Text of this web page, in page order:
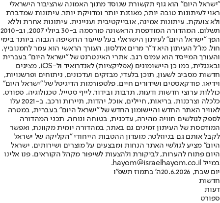
"ישראל היום" הוא גוף תקשורת שנוסד מתוך האמונה שהציבור הישראלי
ראוי לעיתונות טובה יותר, מאוזנת יותר ומדויקת יותר. עיתונות שמדברת
ולא צועקת. עיתונות אמינה, אובייקטיבית ועניינית. עיתונות אחרת וללא
תשלום. המהדורה המודפסת הראשונה פורסמה ב-30 ביולי 2007, וב-2010
הפך "ישראל היום" לעיתון הישראלי בעל שיעור החשיפה הגבוה ביותר בימי
חול. מו"ל העיתון היא ד"ר מרים אדלסון. העורך הראשי הוא עמר לחמנוביץ,
והעורך המייסד הוא עמוס רגב. אתרי האינטרנט של "ישראל היום" בעברית
ובאנגלית, כמו כן היישומונים (אפליקציות) לאנדרואיד ול-iOS, מציגים
חדשות מסביב לשעון, תוכן בלעדי, מבזקים ועדכונים, ניתוחים ופרשנויות,
וידיאו, פודקאסטים ושידורים חיים. פלטפורמות הדיגיטל של "ישראל היום"
כוללות ערוצי חדשות ודעות, תרבות ובידור, לייף סטייל, טכנולוגיה, ספורט,
כלכלה וצרכנות, בריאות, חיילים, אוכל, יהדות, תיירות ורכב. ב-2021 עלו
לאוויר האתר החדש והיישומון החדש של "ישראל היום" בעברית, במטרה
לספק לגולשים חוויה מהירה, עדכנית, בטוחה ונוחה. תכני המהדורה
המודפסת של העיתון זמינים גם באתר, במהדורה יומית מקוונת, ואפשר
לקבל אותם גם בניוזלטר. מועדון ההטבות הייחודי "הקליקה של ישראל
היום" מציע לגולשי האתר הנחות ומבצעים על מוצרים ושירותים. ישראל
היום פתוח להערות, לביקורת ולהצעות לשיפור מקהל הקוראים. פנו אלינו
במייל hayom@israelhayom.co.il.
יום שבת, 20.6.2026
ה' בתמוז תשפ"ו
חדשות
דעות
ספורט